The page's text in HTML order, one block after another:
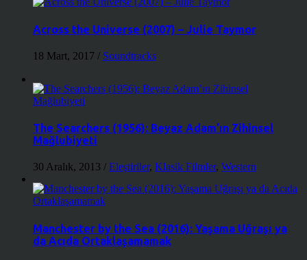
Across the Universe (2007) – Julie Taymor
18 Mart, 2017 / Soundtracks
The Searchers (1956): Beyaz Adam’ın Zihinsel
Mağlubiyeti
30 Aralık, 2013 / Eleştiriler, Klasik Filmler, Western
Manchester by the Sea (2016): Yaşama Uğraşı ya
da Acıda Ortaklaşamamak